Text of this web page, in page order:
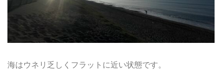
海はウネリ乏しくフラットに近い状態です。